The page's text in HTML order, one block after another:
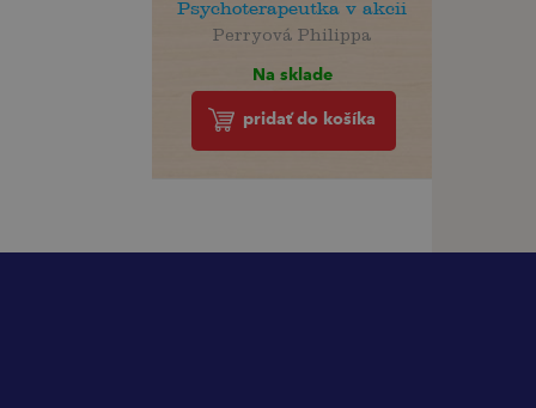
Psychoterapeutka v akcii
Perryová Philippa
Na sklade
pridať do košíka